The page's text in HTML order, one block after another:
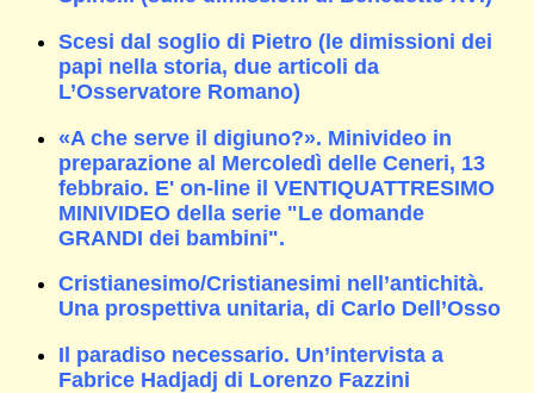
Scesi dal soglio di Pietro (le dimissioni dei
papi nella storia, due articoli da
L’Osservatore Romano)
«A che serve il digiuno?». Minivideo in
preparazione al Mercoledì delle Ceneri, 13
febbraio. E' on-line il VENTIQUATTRESIMO
MINIVIDEO della serie "Le domande
GRANDI dei bambini".
Cristianesimo/Cristianesimi nell’antichità.
Una prospettiva unitaria, di Carlo Dell’Osso
Il paradiso necessario. Un’intervista a
Fabrice Hadjadj di Lorenzo Fazzini